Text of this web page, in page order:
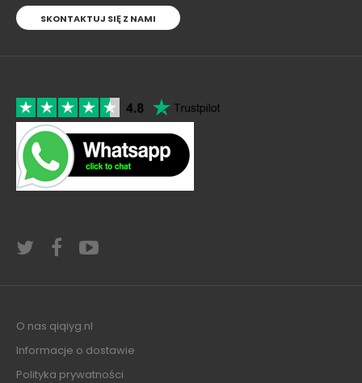
SKONTAKTUJ SIĘ Z NAMI
O nas qiqiyg.nl
Informacje o dostawie
Polityka prywatności